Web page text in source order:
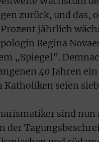
zurück, und das,
jährlich
Regina
„Spiegel”.
40 Jahren
seien
sind
der